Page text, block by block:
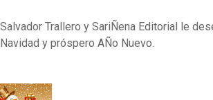
Salvador Trallero y SariÑena Editorial le
Navidad y próspero AÑo Nuevo.